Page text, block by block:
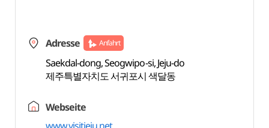
Adresse Anfahrt
Saekdal-dong, Seogwipo-si, Jeju-do
제주특별자치도 서귀포시 색달동
Webseite